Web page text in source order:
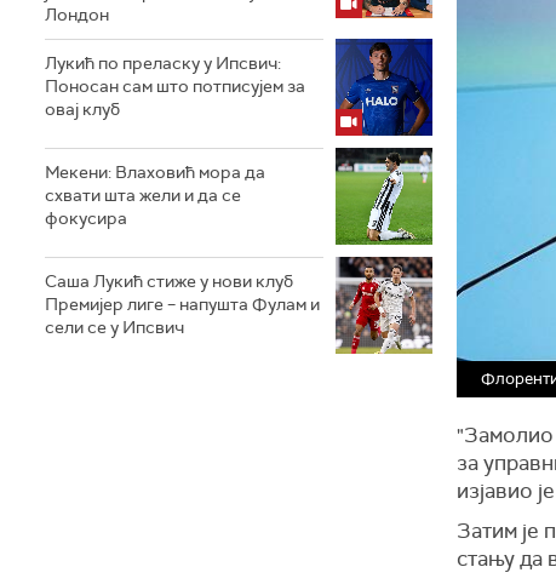
Лондон
Лукић по преласку у Ипсвич:
Поносан сам што потписујем за
овај клуб
Мекени: Влаховић мора да
схвати шта жели и да се
фокусира
Саша Лукић стиже у нови клуб
Премијер лиге – напушта Фулам и
сели се у Ипсвич
"Замолио
за
изјавио
Затим је
стању да